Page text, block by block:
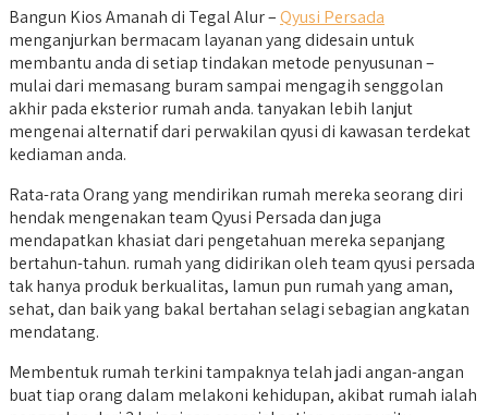
Bangun Kios Amanah di Tegal Alur –Qyusi Persada
menganjurkan bermacam layanan yang didesain untuk
membantu anda di setiap tindakan metode penyusunan –
mulai dari memasang buram sampai mengagih senggolan
akhir pada eksterior rumah anda. tanyakan lebih lanjut
mengenai alternatif dari perwakilan qyusi di kawasan terdekat
kediaman anda.
Rata-rata Orang yang mendirikan rumah mereka seorang diri
hendak mengenakan team Qyusi Persada dan juga
mendapatkan khasiat dari pengetahuan mereka sepanjang
bertahun-tahun. rumah yang didirikan oleh team qyusi persada
tak hanya produk berkualitas, lamun pun rumah yang aman,
sehat, dan baik yang bakal bertahan selagi sebagian angkatan
mendatang.
Membentuk rumah terkini tampaknya telah jadi angan-angan
buat tiap orang dalam melakoni kehidupan, akibat rumah ialah